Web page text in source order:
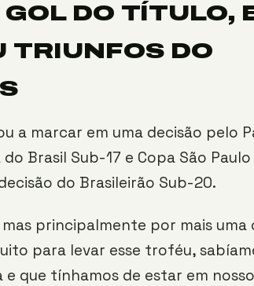
DO TÍTULO,
TRIUNFOS DO
a marcar em uma decisão pelo
Brasil Sub-17 e Copa São
do Brasileirão Sub-20.
principalmente por mais uma
para levar esse troféu,
que tínhamos de estar em